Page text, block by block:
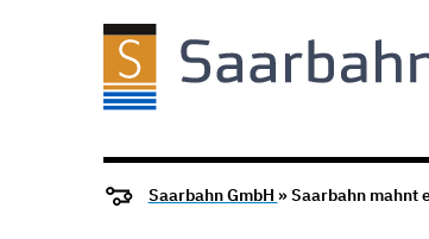
Saarbahn GmbH » Saarbahn mahnt